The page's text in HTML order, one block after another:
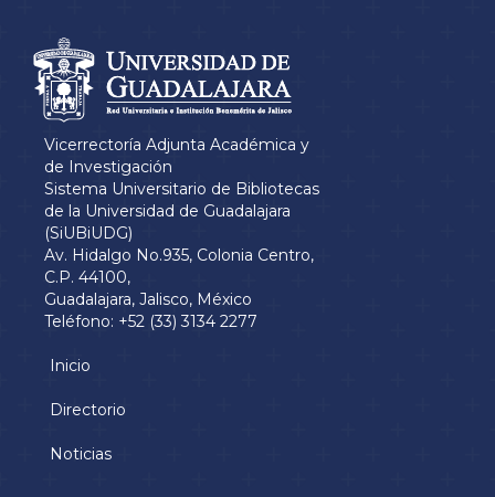
Información del
portal
Vicerrectoría Adjunta Académica y
de Investigación
Sistema Universitario de Bibliotecas
de la Universidad de Guadalajara
(SiUBiUDG)
Av. Hidalgo No.935, Colonia Centro,
C.P. 44100,
Guadalajara, Jalisco, México
Teléfono: +52 (33) 3134 2277
Menú
principal
Inicio
Directorio
Noticias